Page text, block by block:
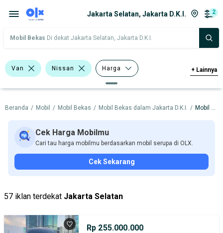
Jakarta Selatan, Jakarta D.K.I. 2
Mobil Bekas Di dekat Jakarta Selatan, Jakarta D.K.I.
Van Nissan Harga
Merek Dan Model Tahun
Tipe Bodi Tipe Membership
+ Lainnya
Beranda / Mobil / Mobil Bekas / Mobil Bekas dalam Jakarta D.K.I. / Mobil Bekas dalam Jakarta Selatan
Cek Harga Mobilmu
Cari tau harga mobilmu berdasarkan mobil serupa di OLX.
Cek Sekarang
57 iklan terdekat Jakarta Selatan
Rp 255.000.000